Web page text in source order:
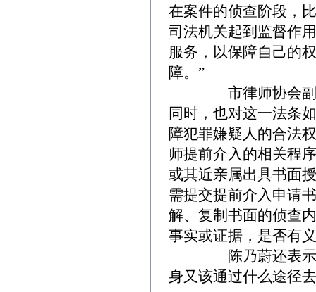
在案件的侦查阶段，
司法机关起到监督作
服务，以保障自己的
障。”
市律师协会副会长
同时，也对这一法条
障犯罪嫌疑人的合法
师提前介入的相关程
或其近亲属出具书面
需提交提前介入申请
解、复制书面的侦查
事实或证据，是否有
陈乃蔚还表示，他
身又该通过什么途径